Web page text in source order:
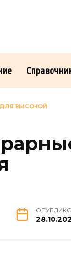
ДЛЯ ВЫСОКОЙ